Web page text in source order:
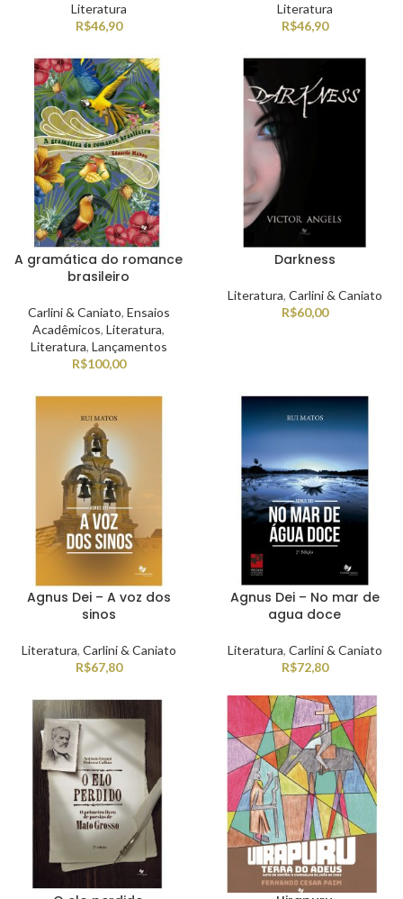
Literatura
R$46,90
Literatura
R$46,90
A gramática do romance
brasileiro
Carlini & Caniato, Ensaios
Acadêmicos, Literatura,
Literatura, Lançamentos
R$100,00
Darkness
Literatura, Carlini & Caniato
R$60,00
Agnus Dei – A voz dos
sinos
Literatura, Carlini & Caniato
R$67,80
Agnus Dei – No mar de
agua doce
Literatura, Carlini & Caniato
R$72,80